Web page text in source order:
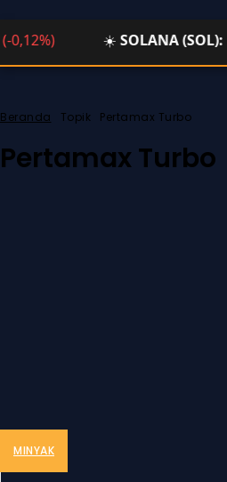
SOLANA (SOL):
Beranda Topik Pertamax Turbo
Pertamax Turbo
MINYAK